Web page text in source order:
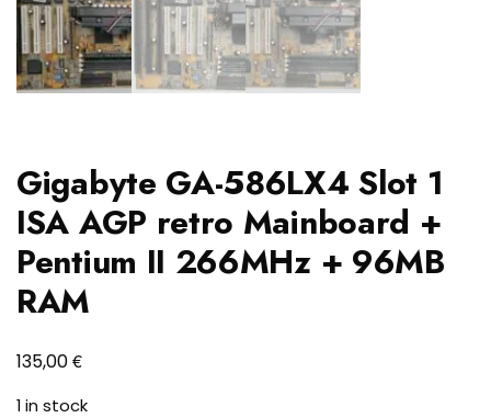
Gigabyte GA-586LX4 Slot 1
ISA AGP retro Mainboard +
Pentium II 266MHz + 96MB
RAM
135,00€
1 in stock